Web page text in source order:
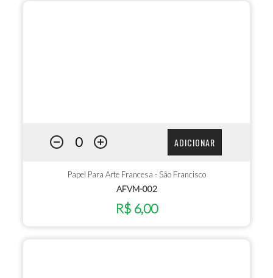
ADICIONAR
Papel Para Arte Francesa - São Francisco
AFVM-002
R$ 6,00